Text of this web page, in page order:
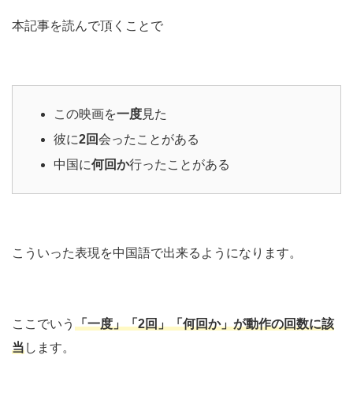
本記事を読んで頂くことで
この映画を一度見た
彼に2回会ったことがある
中国に何回か行ったことがある
こういった表現を中国語で出来るようになります。
ここでいう 「一度」「2回」「何回か」が動作の回数に該
当します。